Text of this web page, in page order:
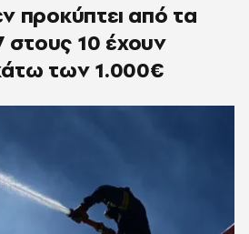
προκύπτει από τα
στους 10 έχουν
των 1.000€